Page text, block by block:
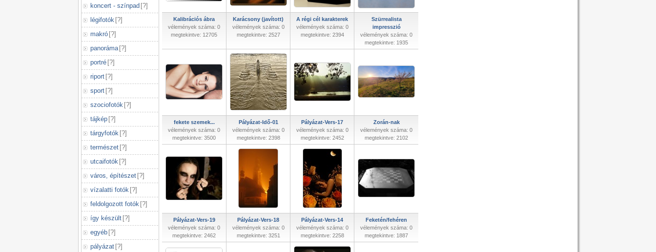
koncert - színpad [?]
légifotók [?]
makró [?]
panoráma [?]
portré [?]
riport [?]
sport [?]
szociofotók [?]
tájkép [?]
tárgyfotók [?]
természet [?]
utcaifotók [?]
város, építészet [?]
vízalatti fotók [?]
feldolgozott fotók [?]
így készült [?]
egyéb [?]
pályázat [?]
Kalibrációs ábra
vélemények száma: 0
megtekintve: 12705
Karácsony (javított)
vélemények száma: 0
megtekintve: 2527
A régi cél karakterek
vélemények száma: 0
megtekintve: 2394
Szürrealista
impresszió
vélemények száma: 0
megtekintve: 1935
fekete szemek...
vélemények száma: 0
megtekintve: 3500
Pályázat-Idő-01
vélemények száma: 0
megtekintve: 2398
Pályázat-Vers-17
vélemények száma: 0
megtekintve: 2452
Zorán-nak
vélemények száma: 0
megtekintve: 2102
Pályázat-Vers-19
vélemények száma: 0
megtekintve: 2462
Pályázat-Vers-18
vélemények száma: 0
megtekintve: 3251
Pályázat-Vers-14
vélemények száma: 0
megtekintve: 2258
Feketén/fehéren
vélemények száma: 0
megtekintve: 1887